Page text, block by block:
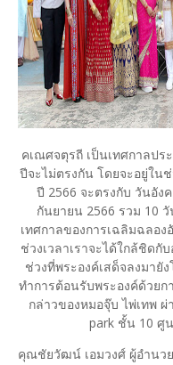
คเณศจตุรถี เป็นเทศกาลปร
ปีจะไม่ตรงกัน โดยจะอยู่ใน
ปี 2566 จะตรงกับ วันอัง
กันยายน 2566 รวม 10
เทศกาลของการเฉลิมฉลอ
ช่วงเวลาเราจะได้ใกล้ชิดกั
ช่วงที่พระองค์เสด็จลงมายั
ทำการต้อนรับพระองค์ด้วย
กล่าวของหมอจุ๊บ ไพ่เทพ
park ชั้น 10 ศู
คุณชัยวัฒน์ เอมวงศ์ ผู้อำนว